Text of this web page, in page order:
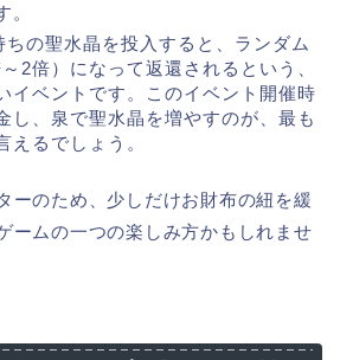
。
ちの聖水晶を投入すると、ランダム
2倍）になって返還されるという、
イベントです。このイベント開催時
し、泉で聖水晶を増やすのが、最も
えるでしょう。
ーのため、少しだけお財布の紐を緩
ームの一つの楽しみ方かもしれませ